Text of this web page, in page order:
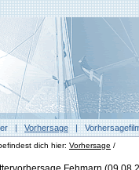
|Vorhersage|
dich hier: Vorhersage /